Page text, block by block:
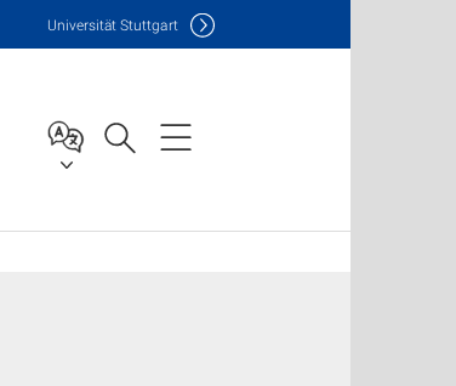
Universität Stuttgart